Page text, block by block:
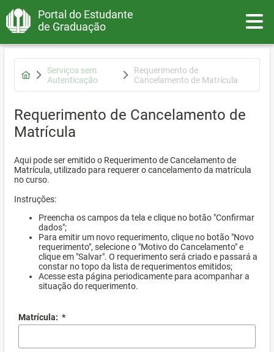
Portal do Estudante
de Graduação
Serviços sem
Autenticação
Requerimento de
Cancelamento de Matrícula
Requerimento de Cancelamento de
Matrícula
Aqui pode ser emitido o Requerimento de Cancelamento de
Matrícula, utilizado para requerer o cancelamento da matrícula
no curso.
Instruções:
Preencha os campos da tela e clique no botão "Confirmar
dados";
Para emitir um novo requerimento, clique no botão "Novo
requerimento", selecione o "Motivo do Cancelamento" e
clique em "Salvar". O requerimento será criado e passará a
constar no topo da lista de requerimentos emitidos;
Acesse esta página periodicamente para acompanhar a
situação do requerimento.
Matrícula: *